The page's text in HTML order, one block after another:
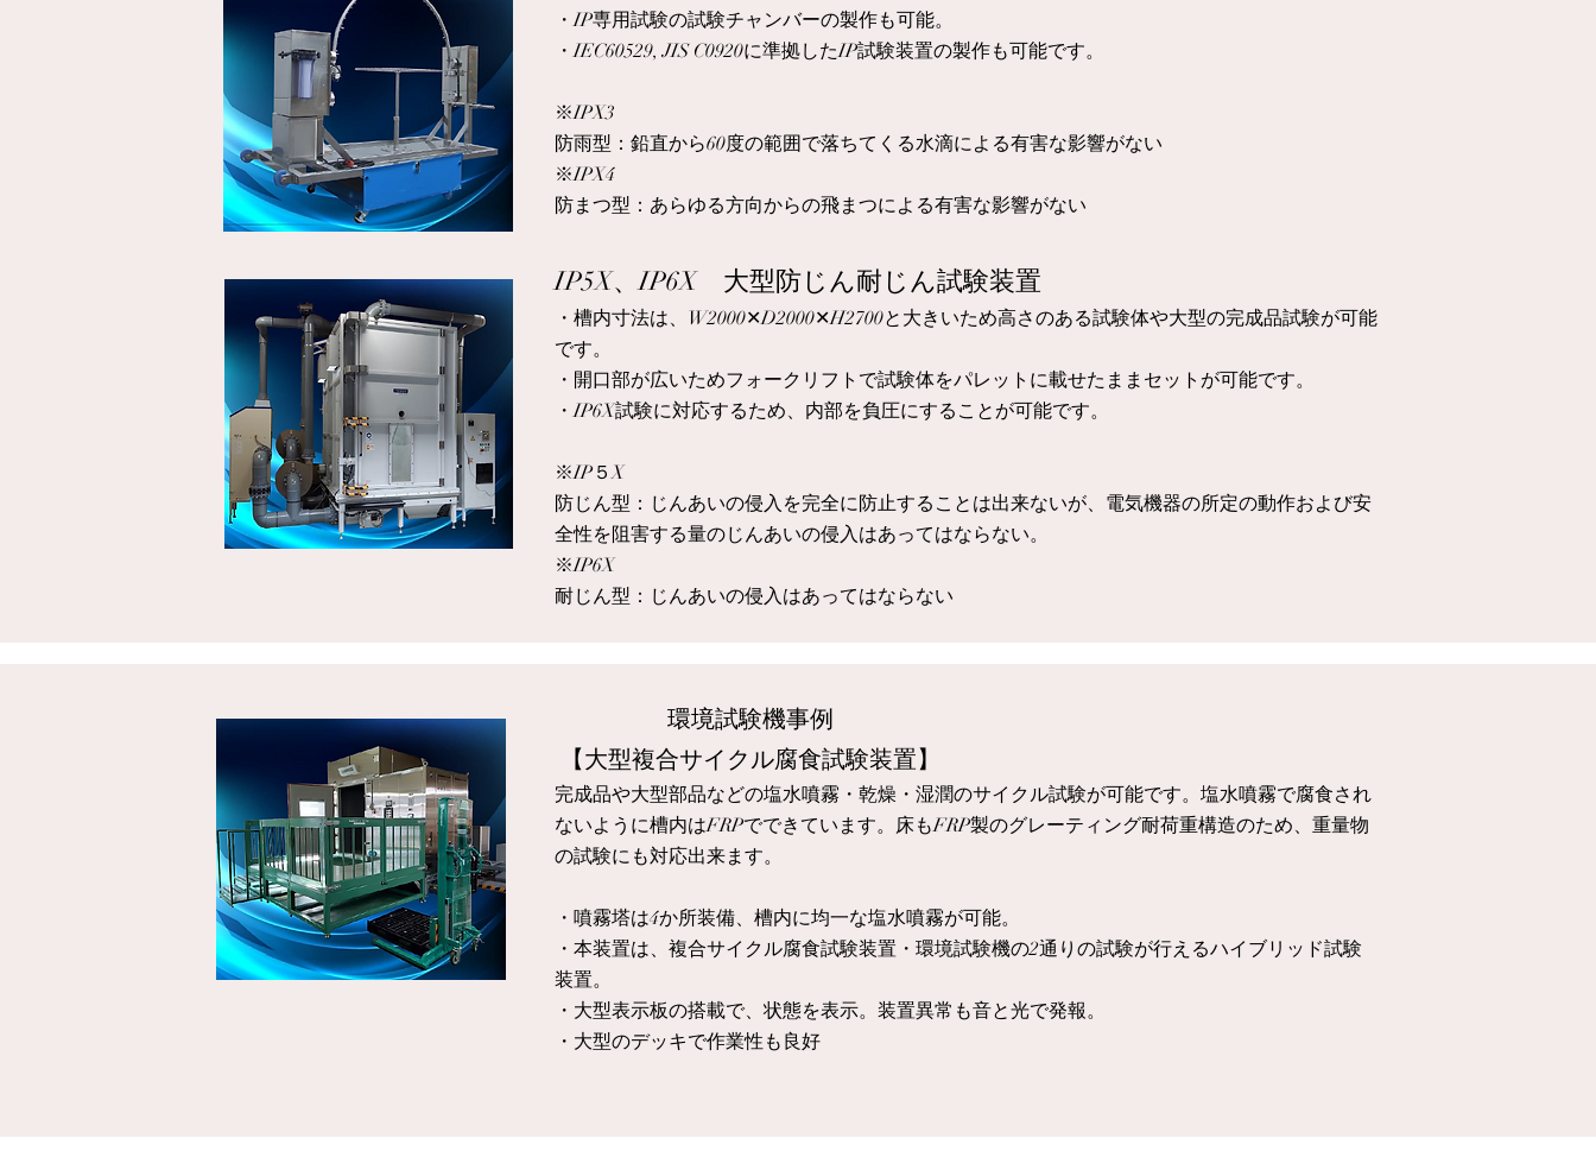
・IP専用試験の試験チャンバーの製作も可能。
・IEC60529, JIS C0920に準拠したIP試験装置の製作も可能です。
※IPX3
防雨型：鉛直から60度の範囲で落ちてくる水滴による有害な影響がない
※IPX4
​防まつ型：あらゆる方向からの飛まつによる有害な影響がない
IP5X、IP6X 大型防じん耐じん試験装置
・槽内寸法は、W2000✕D2000✕H2700と大きいため高さのある試験体や大型の完成品試験が可能
です。
・開口部が広いためフォークリフトで試験体をパレットに載せたままセットが可能です。
​・IP6X試験に対応するため、内部を負圧にすることが可能です。
※IP５X
防じん型：じんあいの侵入を完全に防止することは出来ないが、電気機器の所定の動作および安
全性を阻害する量のじんあいの侵入はあってはならない。
※IP6X
耐じん型：じんあいの侵入はあってはならない
​環境試験機事例
​【大型複合サイクル腐食試験装置】
完成品や大型部品などの塩水噴霧・乾燥・湿潤のサイクル試験が可能です。塩水噴霧で腐食され
ないように槽内はFRPでできています。床もFRP製のグレーティング耐荷重構造のため、重量物
の試験にも対応出来ます。
・噴霧塔は4か所装備、槽内に均一な塩水噴霧が可能。
・本装置は、複合サイクル腐食試験装置・環境試験機の2通りの試験が行えるハイブリッド試験
装置。​
・大型表示板の搭載で、状態を表示。装置異常も音と光で発報。
​・大型のデッキで作業性も良好